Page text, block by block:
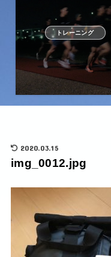
トレーニング
2020.03.15
img_0012.jpg